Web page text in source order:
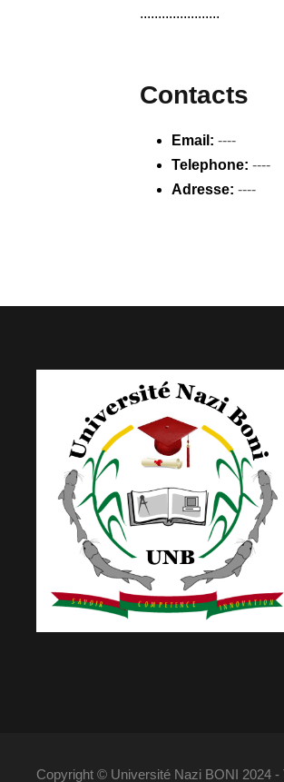
......................
Contacts
Email: ----
Telephone: ----
Adresse: ----
Copyright © Université Nazi BONI 2024